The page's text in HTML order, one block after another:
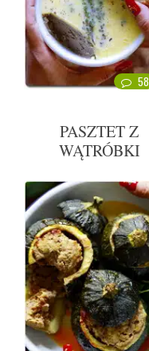
58
PASZTET Z
WĄTRÓBKI